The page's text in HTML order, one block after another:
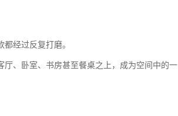
经过反复打磨。
、卧室、书房甚至餐桌之上，成为空间中的一